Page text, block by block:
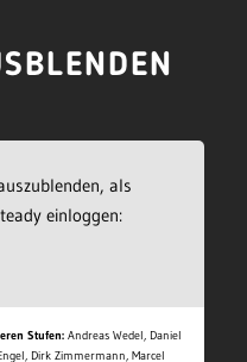
als
einloggen:
Stufen: Andreas Wedel, Daniel
Dirk Zimmermann, Marcel